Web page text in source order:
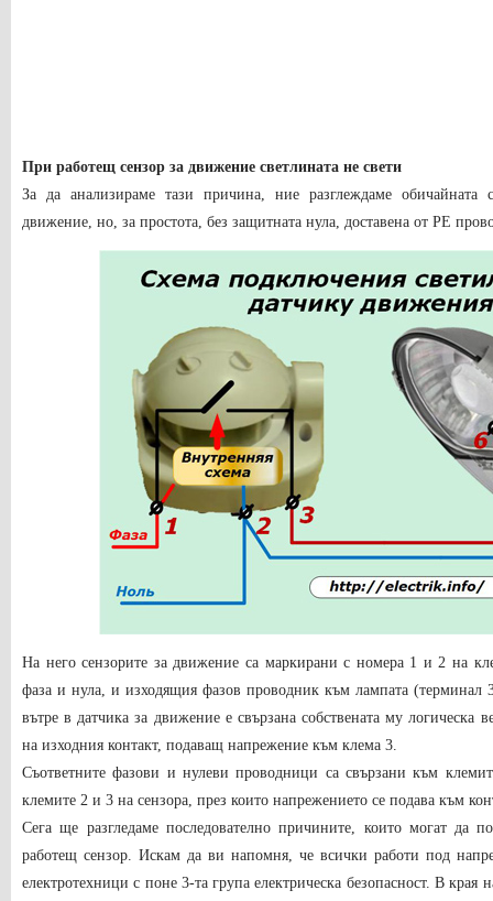
При работещ сензор за движение светлината не свети
За да анализираме тази причина, ние разглеждаме обичайната
движение, но, за простота, без защитната нула, доставена от PE
На него сензорите за движение са маркирани с номера 1 и 2 на
фаза и нула, и изходящия фазов проводник към лампата (терминал
вътре в датчика за движение е свързана собствената му логическа
на изходния контакт, подаващ напрежение към клема 3.
Съответните фазови и нулеви проводници са свързани към
клемите 2 и 3 на сензора, през които напрежението се подава към
Сега ще разгледаме последователно причините, които могат да
работещ сензор. Искам да ви напомня, че всички работи под
електротехници с поне 3-та група електрическа безопасност. В края